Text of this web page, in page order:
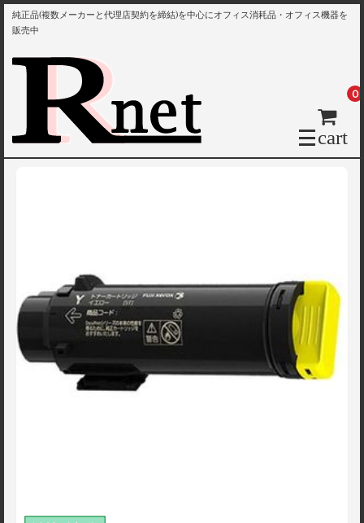
純正品(複数メーカーと代理店契約を締結)を中心にオフィス消耗品・オフィス機器を
販売中
cart
0